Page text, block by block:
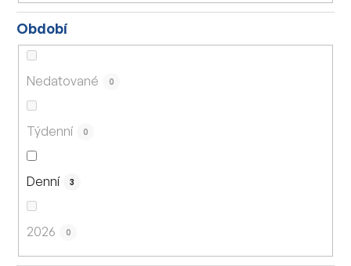
Období
Nedatované 0
Týdenní 0
Denní 3
2026 0